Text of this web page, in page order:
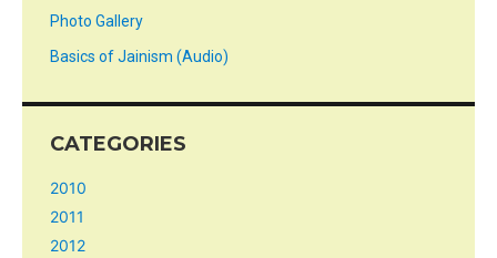
Photo Gallery
Basics of Jainism (Audio)
CATEGORIES
2010
2011
2012